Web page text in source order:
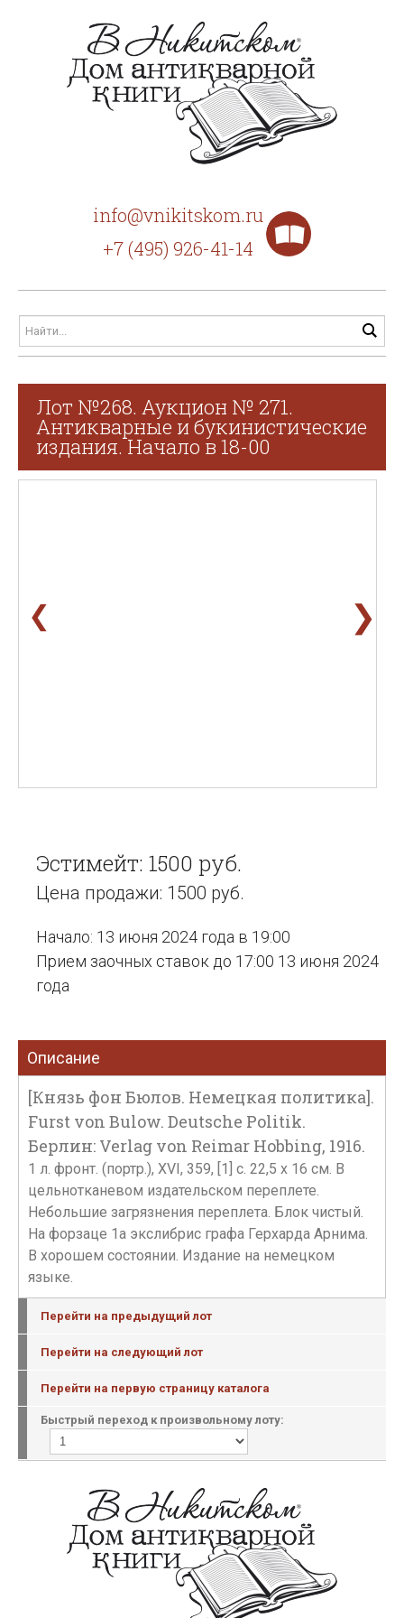
info@vnikitskom.ru
+7 (495) 926-41-14
Лот №268. Аукцион № 271.
Антикварные и букинистические
издания. Начало в 18-00
❮ ❯
Эстимейт: 1500 руб.
Цена продажи: 1500 руб.
Начало: 13 июня 2024 года в 19:00
Прием заочных ставок до 17:00 13 июня 2024
года
Описание
[Князь фон Бюлов. Немецкая политика].
Furst von Bulow. Deutsche Politik.
Берлин: Verlag von Reimar Hobbing, 1916.
1 л. фронт. (портр.), XVI, 359, [1] с. 22,5 х 16 см. В
цельнотканевом издательском переплете.
Небольшие загрязнения переплета. Блок чистый.
На форзаце 1а экслибрис графа Герхарда Арнима.
В хорошем состоянии. Издание на немецком
языке.
Перейти на предыдущий лот
Перейти на следующий лот
Перейти на первую страницу каталога
Быстрый переход к произвольному лоту: